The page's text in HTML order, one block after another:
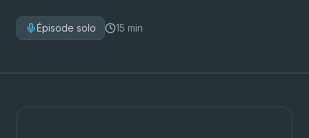
Épisode solo 15 min